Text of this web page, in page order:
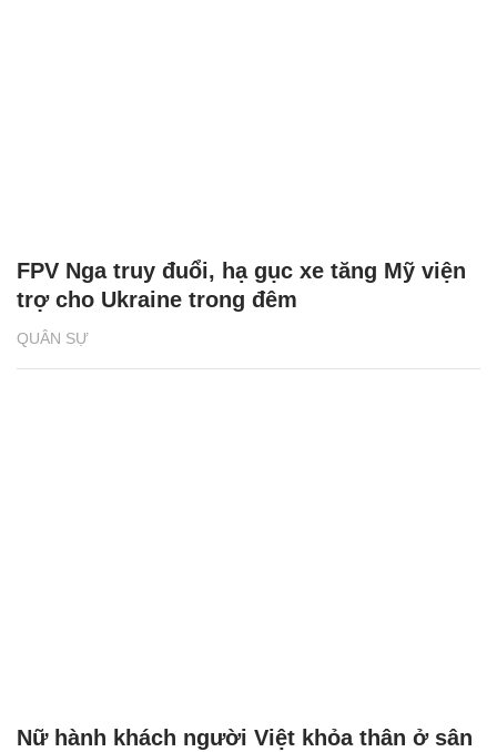
QUÂN SỰ
FPV Nga truy đuổi, hạ gục xe tăng Mỹ viện
trợ cho Ukraine trong đêm
Nữ hành khách người Việt khỏa thân ở sân